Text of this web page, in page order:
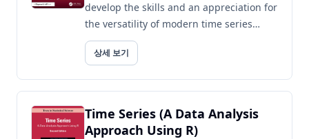
develop the skills and an appreciation for
the versatility of modern time series
analysis as a tool for analyzing
dependent data. This edition e...
상세 보기
Time Series (A Data Analysis
Approach Using R)